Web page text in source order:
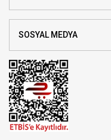
SOSYAL MEDYA